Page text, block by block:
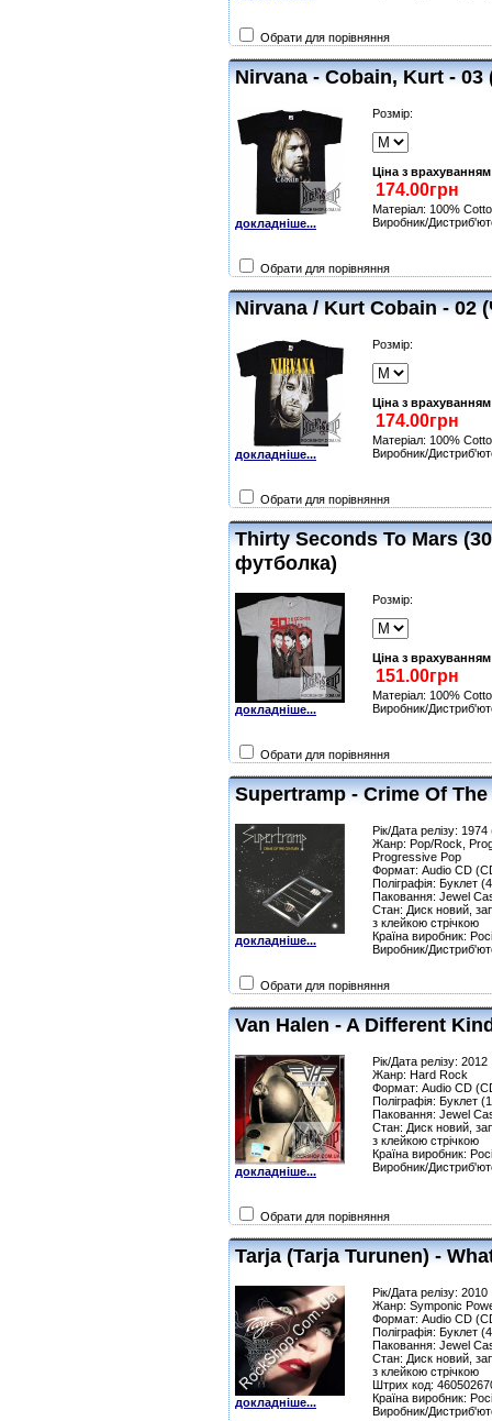
Обрати для порівняння
Nirvana - Cobain, Kurt -
докладніше...
Розмір:
Ціна з
Матеріал: 100%
Виробник/
Обрати для порівняння
Nirvana / Kurt Cobain - 02
докладніше...
Розмір:
Ціна з
Матеріал: 100%
Виробник/
Обрати для порівняння
Thirty Seconds To Mars
футболка)
докладніше...
Розмір:
Ціна з
Матеріал: 100%
Виробник/
Обрати для порівняння
Supertramp - Crime Of
докладніше...
Рік/Дата релізу:
Жанр: Pop/Rock,
Progressive Pop
Формат: Audio CD
Поліграфія: Буклет
Паковання: Jewel
Стан: Диск новий,
з клейкою стрічкою
Країна виробник:
Виробник/
Обрати для порівняння
Van Halen - A Different
докладніше...
Рік/Дата релізу: 2012
Жанр: Hard Rock
Формат: Audio CD
Поліграфія: Буклет
Паковання: Jewel
Стан: Диск новий,
з клейкою стрічкою
Країна виробник:
Виробник/
Обрати для порівняння
Tarja (Tarja Turunen) -
докладніше...
Рік/Дата релізу: 2010
Жанр: Symponic
Формат: Audio CD
Поліграфія: Буклет
Паковання: Jewel
Стан: Диск новий,
з клейкою стрічкою
Штрих код:
Країна виробник:
Виробник/